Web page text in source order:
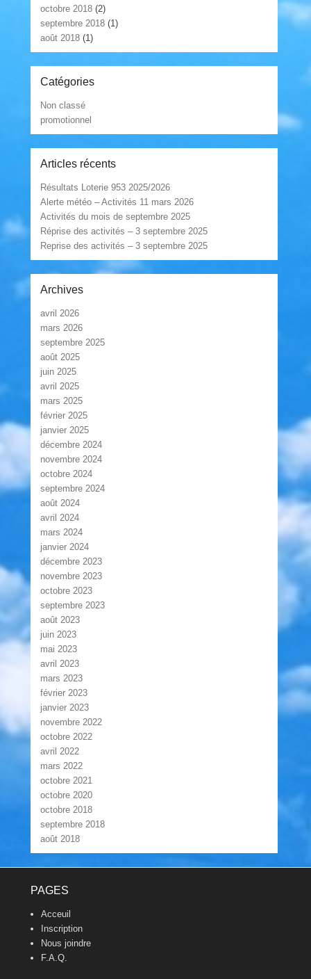
octobre 2018 (2)
septembre 2018 (1)
août 2018 (1)
Catégories
Non classé
promotionnel
Articles récents
Résultats Loterie 953 2025/2026
Alerte météo – Activités 11 mars 2026
Activités du mois de septembre 2025
Réprise des activités – 3 septembre 2025
Reprise des activités – 3 septembre 2025
Archives
avril 2026
mars 2026
septembre 2025
août 2025
juin 2025
avril 2025
mars 2025
février 2025
janvier 2025
décembre 2024
novembre 2024
octobre 2024
septembre 2024
août 2024
avril 2024
mars 2024
janvier 2024
décembre 2023
novembre 2023
octobre 2023
septembre 2023
août 2023
juin 2023
mai 2023
avril 2023
mars 2023
février 2023
janvier 2023
novembre 2022
octobre 2022
avril 2022
mars 2022
octobre 2021
octobre 2020
octobre 2018
septembre 2018
août 2018
PAGES
Acceuil
Inscription
Nous joindre
F.A.Q.